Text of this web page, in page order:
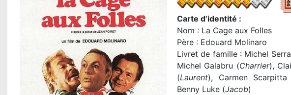
Carte d’identité :
Nom : La Cage aux Folles
Père : Edouard Molinaro
Livret de famille : Michel
Michel Galabru (Charrier),
(Laurent), Carmen
Benny Luke (Jacob)